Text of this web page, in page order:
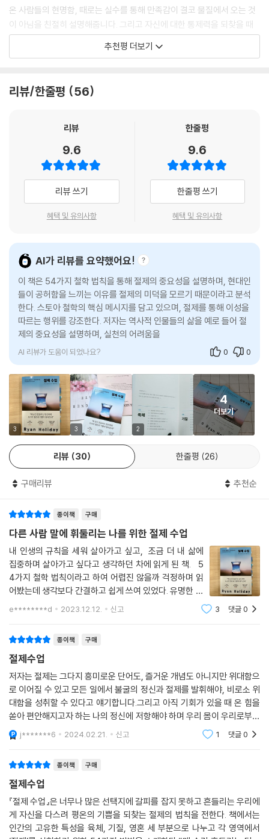
---「2장-기질, 지미 카터를 대통령 자리까지 이끈 질문」중에서
절제가 단순히 스트레스가 심한 상황에서 온화함과 침착함을 유지하는 것
만이 아니라는 점을 우리는 알아야 한다. 그것은 이따금 비판을 참아내거
절히 하고 싶은 일을 하지 않는 강인함을 발휘하는 것이다.
---「3장-영혼, 아들 잃은 슬픔을 견딜 수 있었던 이유」중에서
유일한 길은 자기 절제다. 그것은 모든 충동에 맞서 조절하는 힘이다. 키케
로는 말했다. “자기 통제로써 용기를 보완하라. 그러면 행복한 삶을 위한
모든 재료가 네 것이 되리니. 그러면 용기가 괴로움과 두려움을 막아주고,
자기 통제가 쾌락과 무절제한 갈망으로부터 너를 자유롭게 한다.”
---「3장-영혼, 평온에 이르는 유일한 길」중에서
자기 절제는 우리가 하는 일에서 우리를 훌륭하게만 해주는 것이 아니라
아주 많이 썼던 아리스토텔레스는 미덕의 핵심이 권력, 명예, 부, 성공을
얻는 것이 아님을 되새겨준다. 미덕이 우리에게 선사하는 것은 바로 인간
---「마치는 글, 해방이자 기쁨의 절제」중에서
를 점령할지 모르는 풍전등화의 위급한 상황 앞에서도 정신과 감정을 통제
해 결정적인 순간이 올 때까지 기다렸던 윈스턴 처칠도 절제로 자신의 삶
을 이끌어 나갔다. 이렇듯 역사 속 풍부한 사례를 담은 『절제 수업』은 매 순
간 흔들리는 우리에게 삶을 바꿀 강력한 메시지를 전해줄 것이다.
수천 년간 이어온 품격 있는 삶의 태도
발견할 수 있을까? 원하는 것을 ‘지금 바로’, ‘더 많이’ 요구하며 우리를 쾌
락의 노예로 만드는 유혹에서 벗어나 견디기 어려워 보이는 것들을 자진해
서 견딜 수 있다면 우리의 삶은 품격이 한층 더 높아진다. 『절제 수업』은 인
간의 고유한 특성을 육체, 기질, 영혼 세 부분으로 나누고 각 영역에서 절제
를 실천하기 위한 54가지 행동법과 태도를 설명한다. 저자는 ‘딱 맞는 거
리까지만 가고 거기서 더는 가지 않는 습관’, ‘지금 이루고자 하는 단 한 가
지에 집중하고 나머지 일들은 무시하는 절제’ 없이는 그저 성과만을 좇는
지침을 소개한다. 일례로 천재 물리학자 스티븐 호킹은 근위축성측삭경화
증으로 40년 동안 휠체어에 묶여 살아갔지만, 몸의 구속을 뛰어넘어 독창
적인 이론으로 현대 물리학의 새로운 지평을 열었다. 이렇듯 절제는 이루
말로 표현할 수 없는 역경 속에서도 자신이 더 위대한 존재임을 스스로 증
명하는 힘이다.
이 시대에 꼭 필요한 책이라며 『절제 수업』을 강력 추천한 마인드 마이너
송길영은 “자신에 대한 통제력을 되찾을 때 일이 삶의 주요한 중심으로 자
리잡을 수 있음을 일깨운다”고 평했고, 철학자 이진우는 “자기 삶의 주인
이 되고 싶은 사람에게 격려와 영감을 주는 이 책”이라며 추천의 이유를 밝
혔다. 책을 읽는 모든 독자는 책에서 소개하는 절제의 법칙을 통해 쾌락을
좇는 삶이 아닌 스스로 조절하고 인내하는 품격 있는 삶으로 향하는 비밀
을 발견할 수 있을 것이다.
전 세계가 주목하는 사상가
라이언 홀리데이가 전하는
삶의 주도권을 되찾는 54가지 법칙
『절제 수업』을 쓴 라이언 홀리데이는 전 세계 40개국 500만 독자들에게
는 적』, 『브레이브』 등 그가 집필한 책은 모두 아마존과 《뉴욕 타임스》 베
스트셀러 목록에 올랐다. 책을 집필하며 저자 또한 마르쿠스 아우렐리우스
의 “절제가 너를 지탱하게 하라”는 금언을 실천했다. 기상 직후 1시간까지
는 휴대폰을 확인하지 않고, 아침 일기를 쓰며, 집중력이 가장 높은 오전에
까다롭고 창의적인 일을 끝내기로 원칙을 세운 후 그 규칙에 자신을 맡겼
다. 이 습관을 통해 그는 주의를 산만하게 하는 불안과 걱정에서 벗어나게
지키는 강력한 규율이자 삶을 성장시키는 가장 좋은 방법임을 스스로 깨달
은 것이다.
이 책은 절대적 평온에 이르는 강력한 힘을 배우길 원하는 독자들의 뜨거
운 성원에 힘입어 현지에서 출간되자마자 아마존 철학·자기계발 분야 1위
에 올랐다. 아마존과 굿리즈에는 이미 1만여 명이 넘는 독자들이 ‘인생을
바꾼 책’이라는 리뷰를 남겼으며, 지금도 여전히 책의 메시지를 삶에 적용
하겠다는 독자들의 증언이 이어지고 있다. 책에서 소개하는 ‘적게 가질수
하라’, ‘성장의 복리를 쌓는 방법’, ‘유연함이 강함이다’ 등 54가지 법칙에
따라 삶을 재구성한다면, 쾌락의 쳇바퀴를 탈출해 진정한 삶의 주인이 되
는 방법을 찾을 수 있을 것이다.
온 사람들의 현명함, 때로는 실수를 통해 만족감이 결코 물질에서 오는 것
이 아님을 친절히 설명해줍니다. 그리고 자신에 대한 통제력을 되찾을 때
우리의 일이 생존을 위한 수단을 넘어 삶의 주요한 중심으로 자리잡을 수
있음을 진중하게 일깨워 줍니다. 제 책 『시대예보: 핵개인의 시대』 속 한 문
신의 삶을 잘 살아가기 위해 같은 고민을 하고 계신 모든 분들께 일독을 권
- 송길영 (마인드 마이너, 『시대예보: 핵개인의 시대』 저자)
원하는 것을, 원할 때마다, 원하는 방식으로 갖는 풍요의 시대지만 그 풍요
리가 ‘절제’에 주목해야 하는 이유도 여기 있다. 자제력, 극기, 겸손함, 몰
입, 질서를 가능케 하는 절제는 자신을 다스려 진정한 평온의 기쁨에 이르
는 지혜를 가르치기 때문이다. 이 책은 고대 그리스 스토아 철학의 핵심 미
절제가 중요한 미덕이라는 사실을 웅변한다. 책에서는 ‘절제만이 우리를
자유롭게 한다’는 단순하고 간단한 진리가 역사 속의 수많은 이야기를 통
해 생생하게 전해진다. 절제를 연습해야 하는 이유는 간단하다. 육체의 욕
망이든 내면의 기질이든 자신을 지배하지 못하는 자는 진정한 자기 자신의
주인이 아니기 때문이다. 자기 삶의 주인이 되고 싶은 사람에게 격려와 영
감을 주는 이 책은 그리스 시대의 철학이 삶의 지혜였음을 일깨워준다.
- 이진우 (철학자, 포스텍 인문사회학부 교수)
전부터 전해지는 용기의 가치와 용감한 자들의 얼굴을 통해 오늘날 우리에
게 필요한 용기가 무엇인지 알려준다. 마음 속 목소리를 따를 것인지, 아니
면 두려움의 목소리에 굴복할 것인지의 문제는 성공하느냐 실패하느냐, 성
장하느냐 머무르느냐의 문제다. “행동하라!”는 책의 메시지에 귀 기울이
는 자만이 삶이 선사하는 믿을 수 없는 선물을 받을 것이다.
- Matthew McConaughey (아카데미 남우주연상 수상자)
- 〈커커스〉 리뷰
이 책에 완전히 빠져들었다
- 애니 듀크 (세계적 베스트셀러 『큇』 저자)
지금 우리에게 필요한 가장 강력한 가치를 전하는 책!
- 제임스 스타브리디스 (록펠러 재단 이사회 의장)
추천평 더보기
리뷰/한줄평 56
리뷰
9.6
리뷰 쓰기
혜택 및 유의사항
한줄평
9.6
한줄평 쓰기
혜택 및 유의사항
AI가 리뷰를 요약했어요!
이 책은 54가지 철학 법칙을 통해 절제의 중요성을 설명하며, 현대인
들이 공허함을 느끼는 이유를 절제의 미덕을 모르기 때문이라고 분석
한다. 스토아 철학의 핵심 메시지를 담고 있으며, 절제를 통해 이성을
따르는 행위를 강조한다. 저자는 역사적 인물들의 삶을 예로 들어 절
제의 중요성을 설명하며, 실천의 어려움을 언급한다.
AI 리뷰가 도움이 되었나요? 0 0
3 3 2
4
더보기
리뷰 30 한줄평 26
구매리뷰 추천순
종이책 구매
다른 사람 말에 휘둘리는 나를 위한 절제 수업
내 인생의 규칙을 세워 살아가고 싶고, 조금 더 내 삶에
집중하며 살아가고 싶다고 생각하던 차에 읽게 된 책. 5
4가지 철학 법칙이라고 하여 어렵진 않을까 걱정하며 읽
어봤는데 생각보다 간결하고 쉽게 쓰여 있었다. 유명한 철
학자들의 명언이 많아 계속 밑줄을 그으며 읽게 된다. 이
e********d 2023.12.12. 신고 3 댓글0
종이책 구매
절제수업
저자는 절제는 그다지 흥미로운 단어도, 즐거운 개념도 아니지만 위대함으
로 이어질 수 있고 모든 일에서 불굴의 정신과 절제를 발휘해야, 비로소 위
대함을 성취할 수 있다고 얘기합니다.그리고 아직 기회가 있을 때 온 힘을
쏟아 편안해지고자 하는 나의 정신에 저항해야 하며 우리 몸이 우리로부터
달아나기 전에, 나의 육체에 대한 소유권을 주장해야 한다고 말합니다.
j*******6 2024.02.21. 신고 1 댓글0
종이책 구매
절제수업
『절제 수업』은 너무나 많은 선택지에 갈피를 잡지 못하고 흔들리는 우리에
게 자신을 다스려 평온의 기쁨을 되찾는 절제의 법칙을 전한다. 책에서는
인간의 고유한 특성을 육체, 기질, 영혼 세 부분으로 나누고 각 영역에서